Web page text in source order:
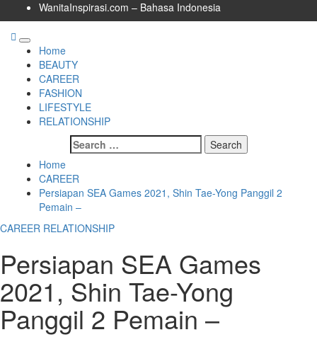
to
content
WanitaInspirasi.com – Bahasa Indonesia
Primary
Menu
Home
BEAUTY
CAREER
FASHION
LIFESTYLE
RELATIONSHIP
Search
for:
Home
CAREER
Persiapan SEA Games 2021, Shin Tae-Yong Panggil 2
Pemain –
CAREER RELATIONSHIP
Persiapan SEA Games
2021, Shin Tae-Yong
Panggil 2 Pemain –